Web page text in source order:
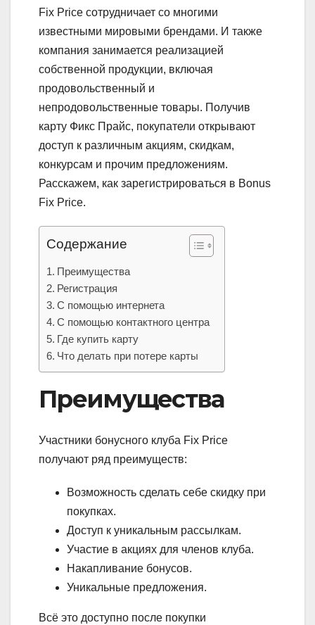
Fix Price сотрудничает со многими
известными мировыми брендами. И также
компания занимается реализацией
собственной продукции, включая
продовольственный и
непродовольственные товары. Получив
карту Фикс Прайс, покупатели открывают
доступ к различным акциям, скидкам,
конкурсам и прочим предложениям.
Расскажем, как зарегистрироваться в Bonus
Fix Price.
Содержание
Преимущества
Регистрация
С помощью интернета
С помощью контактного центра
Где купить карту
Что делать при потере карты
Преимущества
Участники бонусного клуба Fix Price
получают ряд преимуществ:
Возможность сделать себе скидку при
покупках.
Доступ к уникальным рассылкам.
Участие в акциях для членов клуба.
Накапливание бонусов.
Уникальные предложения.
Всё это доступно после покупки